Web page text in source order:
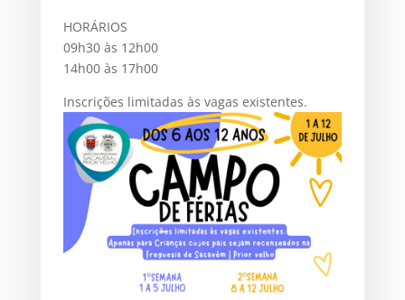
HORÁRIOS
09h30 às 12h00
14h00 às 17h00
Inscrições limitadas às vagas existentes.